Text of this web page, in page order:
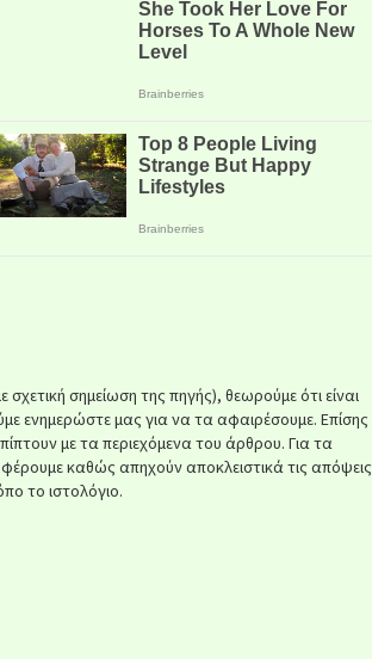
σημείωση της πηγής), θεωρούμε ότι είναι
ενημερώστε μας για να τα αφαιρέσουμε. Επίσης
με τα περιεχόμενα του άρθρου. Για τα
καθώς απηχούν αποκλειστικά τις απόψεις
το ιστολόγιο.